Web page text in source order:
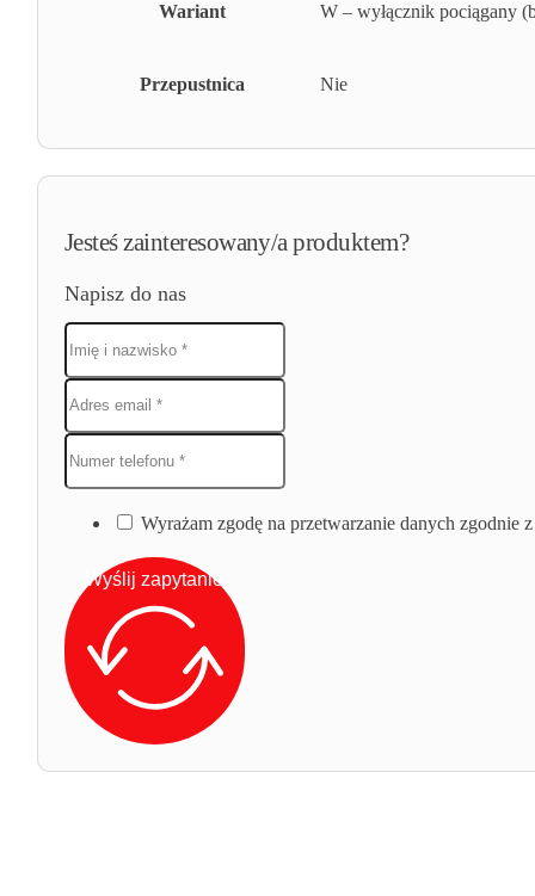
Wariant W – wyłącznik pociągany
Przepustnica Nie
Jesteś zainteresowany/a produktem?
Napisz do nas
Wyrażam zgodę na przetwarzanie danych zgodnie
Wyślij zapytanie